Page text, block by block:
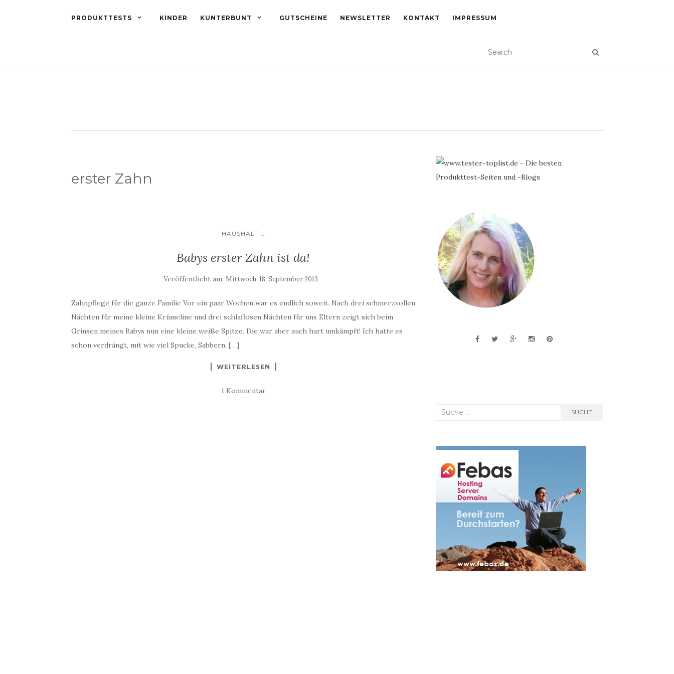
PRODUKTTESTS KINDER KUNTERBUNT GUTSCHEINE NEWSLETTER KONTAKT IMPRESSUM
erster Zahn
HAUSHALT ...
Babys erster Zahn ist da!
Veröffentlicht am: Mittwoch, 18. September 2013
Zahnpflege für die ganze Familie Vor ein paar Wochen war es endlich soweit. Nach drei schmerzvollen
Nächten für meine kleine Krümeline und drei schlaflosen Nächten für uns Eltern zeigt sich beim
Grinsen meines Babys nun eine kleine weiße Spitze. Die war aber auch hart umkämpft! Ich hatte es
schon verdrängt, mit wie viel Spucke, Sabbern, […]
WEITERLESEN
1 Kommentar
Suche
SUCHE